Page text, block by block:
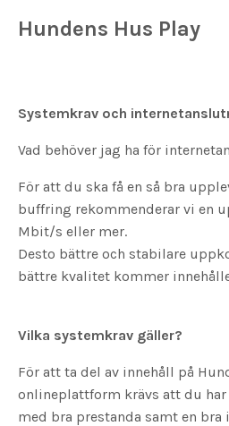
Hundens Hus Play
Systemkrav och
Vad behöver jag ha för
För att du ska få en så bra
buffring rekommenderar vi en
Mbit/s eller mer.
Desto bättre och stabilare
bättre kvalitet kommer
Vilka systemkrav gäller?
För att ta del av innehåll på
onlineplattform krävs att du
med bra prestanda samt en